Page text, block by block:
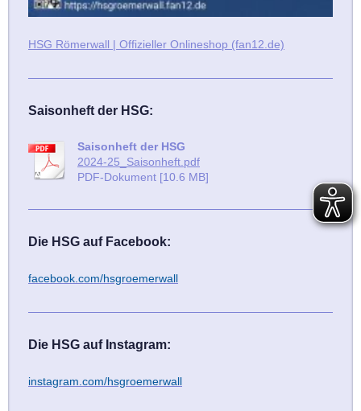
HSG Römerwall | Offizieller Onlineshop (fan12.de)
Saisonheft der HSG:
Saisonheft der HSG
2024-25_Saisonheft.pdf
PDF-Dokument [10.6 MB]
Die HSG auf Facebook:
facebook.com/hsgroemerwall
Die HSG auf Instagram:
instagram.com/hsgroemerwall